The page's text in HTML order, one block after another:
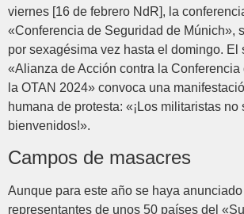
viernes [16 de febrero NdR], la
«Conferencia de Seguridad de Múnich»,
por sexagésima vez hasta el domingo. El
«Alianza de Acción contra la
la OTAN 2024» convoca una
humana de protesta: «¡Los militaristas no
bienvenidos!».
Campos de masacres
Aunque para este año se haya
representantes de unos 50 países del